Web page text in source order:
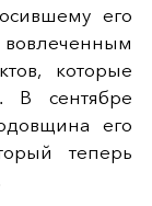
его
вовлеченным
которые
В сентябре
его
теперь